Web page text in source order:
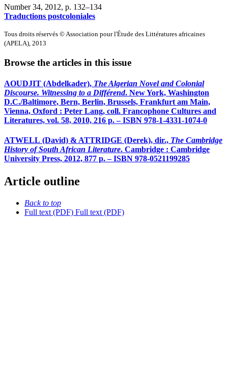
Number 34, 2012, p. 132–134
Traductions postcoloniales
Tous droits réservés © Association pour l'Étude des Littératures africaines
(APELA), 2013
Browse the articles in this issue
AOUDJIT (Abdelkader), The Algerian Novel and Colonial
Discourse. Witnessing to a Différend. New York, Washington
D.C./Baltimore, Bern, Berlin, Brussels, Frankfurt am Main,
Vienna, Oxford : Peter Lang, coll. Francophone Cultures and
Literatures, vol. 58, 2010, 216 p. – ISBN 978-1-4331-1074-0
ATWELL (David) & ATTRIDGE (Derek), dir., The Cambridge
History of South African Literature. Cambridge : Cambridge
University Press, 2012, 877 p. – ISBN 978-0521199285
Article outline
Back to top
Full text (PDF) Full text (PDF)